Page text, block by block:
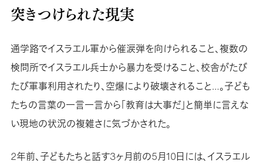
突きつけられた現実
通学路でイスラエル軍から催涙弾を向けられること、複数の
検問所でイスラエル兵士から暴力を受けること、校舎がたび
たび軍事利用されたり、空爆により破壊されること…。子ども
たちの言葉の一言一言から「教育は大事だ」と簡単に言えな
い現地の状況の複雑さに気づかされた。
2年前、子どもたちと話す3ヶ月前の5月10日には、イスラエル